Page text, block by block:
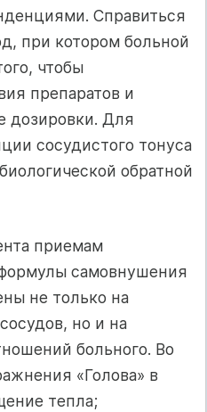
Справиться
при котором больной
чтобы
препаратов и
дозировки. Для
сосудистого тонуса
обратной
приемам
самовнушения
не только на
но и на
больного. Во
«Голова» в
тепла;